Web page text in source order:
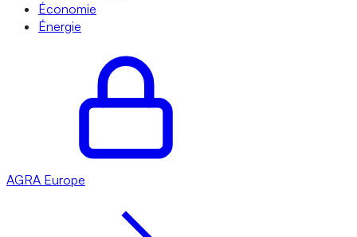
Économie
Énergie
AGRA Europe